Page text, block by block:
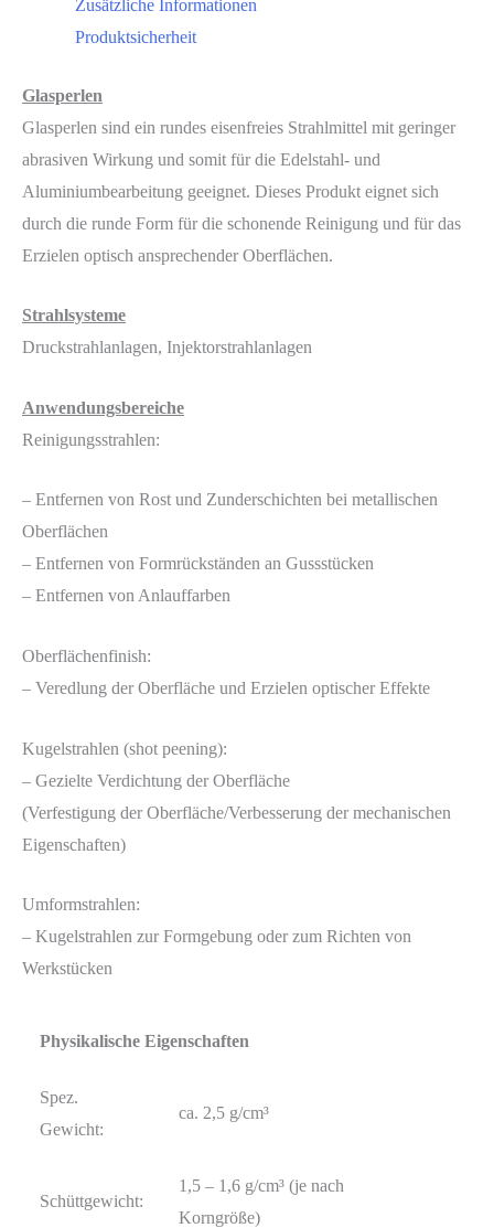
Zusätzliche Informationen
Produktsicherheit
Glasperlen
Glasperlen sind ein rundes eisenfreies Strahlmittel mit geringer
abrasiven Wirkung und somit für die Edelstahl- und
Aluminiumbearbeitung geeignet. Dieses Produkt eignet sich
durch die runde Form für die schonende Reinigung und für das
Erzielen optisch ansprechender Oberflächen.
Strahlsysteme
Druckstrahlanlagen, Injektorstrahlanlagen
Anwendungsbereiche
Reinigungsstrahlen:
– Entfernen von Rost und Zunderschichten bei metallischen
Oberflächen
– Entfernen von Formrückständen an Gussstücken
– Entfernen von Anlauffarben
Oberflächenfinish:
– Veredlung der Oberfläche und Erzielen optischer Effekte
Kugelstrahlen (shot peening):
– Gezielte Verdichtung der Oberfläche
(Verfestigung der Oberfläche/Verbesserung der mechanischen
Eigenschaften)
Umformstrahlen:
– Kugelstrahlen zur Formgebung oder zum Richten von
Werkstücken
Physikalische Eigenschaften
Spez.
Gewicht:
ca. 2,5 g/cm³
Schüttgewicht:
1,5 – 1,6 g/cm³ (je nach
Korngröße)